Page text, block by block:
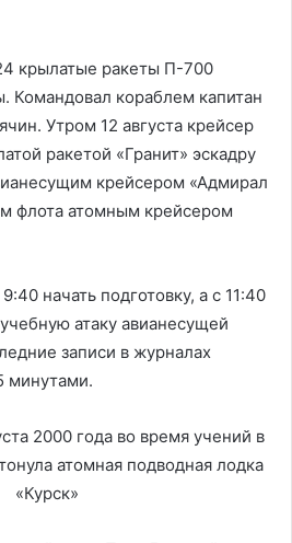
крылатые ракеты П-700
Командовал кораблем капитан
Утром 12 августа крейсер
ракетой «Гранит» эскадру
крейсером «Адмирал
флота атомным крейсером
начать подготовку, а с 11:40
атаку авианесущей
записи в журналах
минутами.